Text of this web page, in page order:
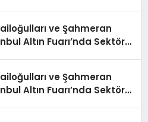
ve Şahmeran
Altın Fuarı’nda Sektöre
ve Şahmeran
Altın Fuarı’nda Sektöre